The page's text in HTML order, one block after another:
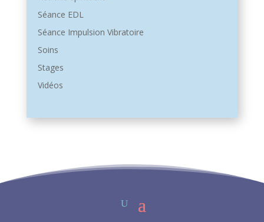
Séance EDL
Séance Impulsion Vibratoire
Soins
Stages
Vidéos